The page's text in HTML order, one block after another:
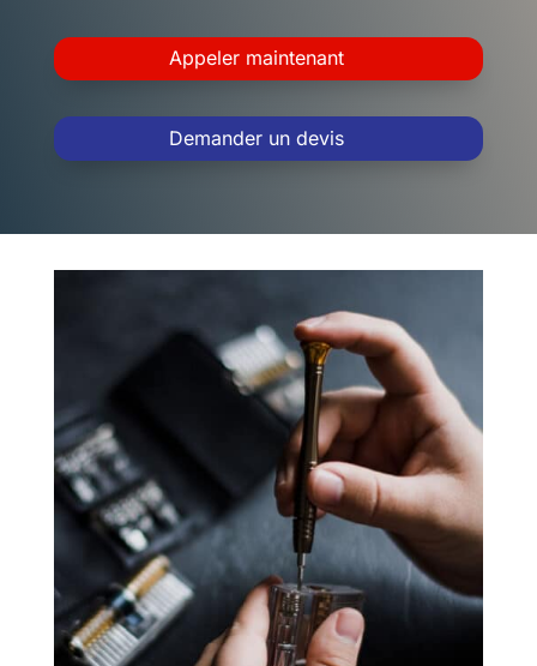
Appeler maintenant
Demander un devis